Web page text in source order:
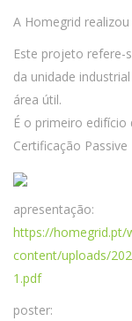
A Homegrid
Este projeto refere-
da unidade
área útil.
É o primeiro
Certificação Passive
apresentação:
https://homegrid.pt/
content/uploads/
1.pdf
poster: